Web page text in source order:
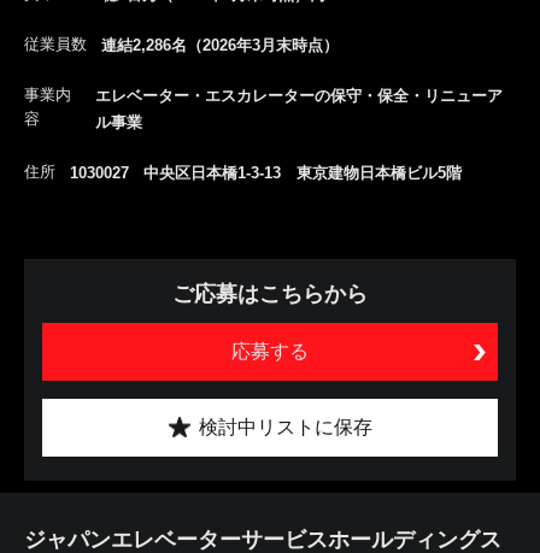
従業員数 連結2,286名（2026年3月末時点）
事業内
容
エレベーター・エスカレーターの保守・保全・リニューア
ル事業
住所 1030027 中央区日本橋1-3-13 東京建物日本橋ビル5階
ご応募はこちらから
応募する
検討中リストに保存
ジャパンエレベーターサービスホールディングス